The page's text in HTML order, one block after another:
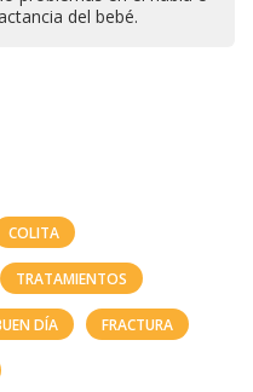
del bebé.
COLITA
TRATAMIENTOS
DÍA FRACTURA